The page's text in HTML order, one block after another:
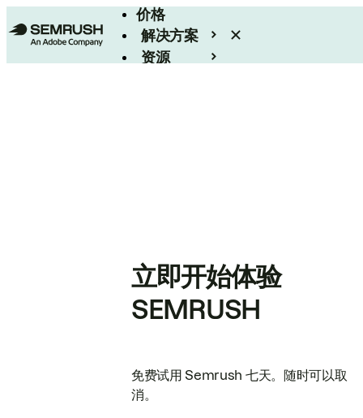
价格
解决方案
资源
立即开始体验
SEMRUSH
免费试用 Semrush 七天。随时可以取
消。